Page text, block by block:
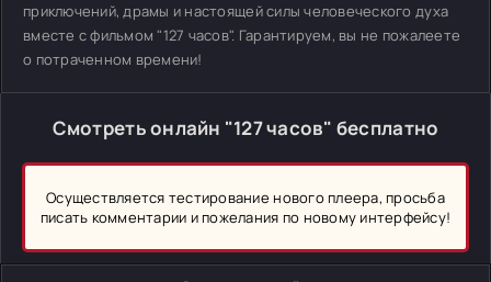
приключений, драмы и настоящей силы человеческого духа
вместе с фильмом "127 часов". Гарантируем, вы не пожалеете
о потраченном времени!
Смотреть онлайн "127 часов" бесплатно
Осуществляется тестирование нового плеера, просьба
писать комментарии и пожелания по новому интерфейсу!